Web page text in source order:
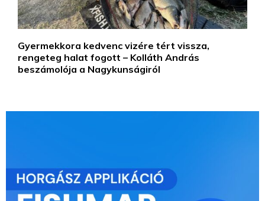
Gyermekkora kedvenc vizére tért vissza,
rengeteg halat fogott – Kolláth András
beszámolója a Nagykunságiról